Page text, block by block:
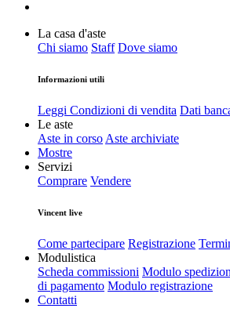
La casa d'aste
Chi siamo Staff Dove siamo
Informazioni utili
Leggi Condizioni di vendita Dati
Le aste
Aste in corso Aste archiviate
Mostre
Servizi
Comprare Vendere
Vincent live
Come partecipare Registrazione
Modulistica
Scheda commissioni Modulo
di pagamento Modulo registrazione
Contatti